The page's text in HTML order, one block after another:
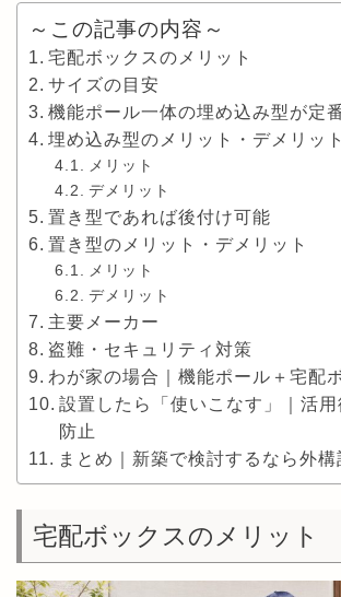
～この記事の内容～
宅配ボックスのメリット
サイズの目安
機能ポール一体の埋め込み型が定
埋め込み型のメリット・デメリット
メリット
デメリット
置き型であれば後付け可能
置き型のメリット・デメリット
メリット
デメリット
主要メーカー
盗難・セキュリティ対策
わが家の場合｜機能ポール＋宅配
設置したら「使いこなす」｜活
防止
まとめ｜新築で検討するなら外構
宅配ボックスのメリット